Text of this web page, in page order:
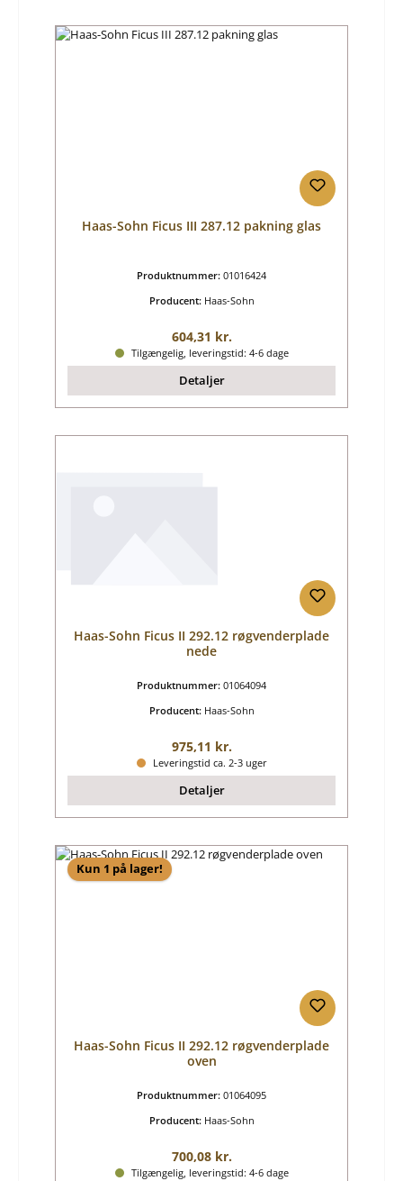
Haas-Sohn Ficus III 287.12 pakning glas
Produktnummer: 01016424
Producent: Haas-Sohn
Almindelig pris:
604,31 kr.
Tilgængelig, leveringstid: 4-6 dage
Detaljer
Haas-Sohn Ficus II 292.12 røgvenderplade
nede
Produktnummer: 01064094
Producent: Haas-Sohn
Almindelig pris:
975,11 kr.
Leveringstid ca. 2-3 uger
Detaljer
Kun 1 på lager!
Haas-Sohn Ficus II 292.12 røgvenderplade
oven
Produktnummer: 01064095
Producent: Haas-Sohn
Almindelig pris:
700,08 kr.
Tilgængelig, leveringstid: 4-6 dage